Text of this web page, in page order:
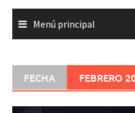
Menú principal
FECHA FEBRERO